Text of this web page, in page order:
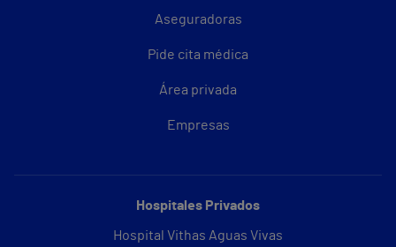
Aseguradoras
Pide cita médica
Área privada
Empresas
Hospitales Privados
Hospital Vithas Aguas Vivas